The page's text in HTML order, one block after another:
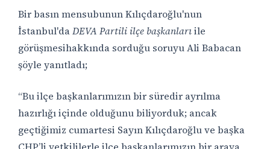
Bir basın mensubunun Kılıçdaroğlu'nun
İstanbul'daDEVA Partili ilçe başkanlarıile
görüşmesihakkında sorduğu soruyu Ali Babacan
şöyle yanıtladı;
“Bu ilçe başkanlarımızın bir süredir ayrılma
hazırlığı içinde olduğunu biliyorduk; ancak
geçtiğimiz cumartesi Sayın Kılıçdaroğlu ve başka